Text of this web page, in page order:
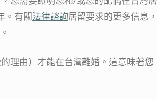
。有關法律諮詢居留要求的更多信息，
理由）才能在台灣離婚。這意味著您